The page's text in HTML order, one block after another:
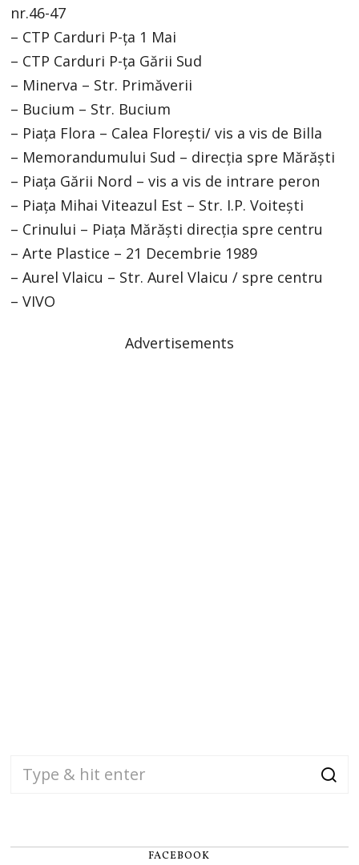
nr.46-47
– CTP Carduri P-ța 1 Mai
– CTP Carduri P-ța Gării Sud
– Minerva – Str. Primăverii
– Bucium – Str. Bucium
– Piața Flora – Calea Florești/ vis a vis de Billa
– Memorandumului Sud – direcția spre Mărăști
– Piața Gării Nord – vis a vis de intrare peron
– Piața Mihai Viteazul Est – Str. I.P. Voitești
– Crinului – Piața Mărăști direcția spre centru
– Arte Plastice – 21 Decembrie 1989
– Aurel Vlaicu – Str. Aurel Vlaicu / spre centru
– VIVO
Advertisements
FACEBOOK